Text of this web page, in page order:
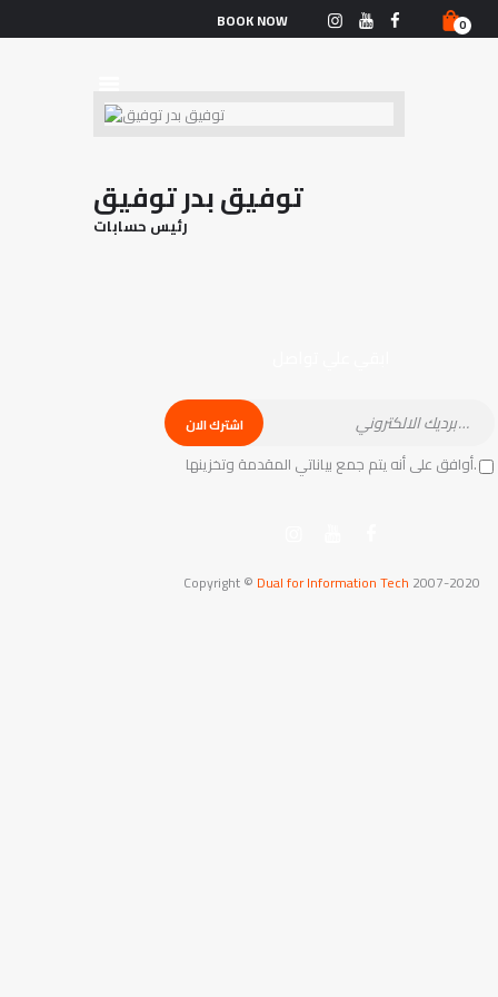
BOOK NOW 0
التّصنيف العامّ
الأحداث
الفريق القوميّ
الأخبار
توفيق بدر توفيق
رئيس حسابات
أوافق على أنه يتم جمع بياناتي المقدمة وتخزينها.
Copyright © Dual for Information Tech 2007-2020